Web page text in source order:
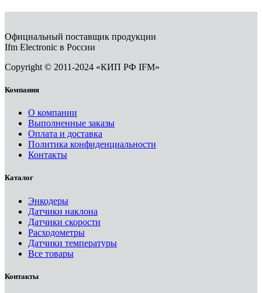
Официальный поставщик продукции
Ifm Electronic в России
Copyright © 2011-2024 «КИП РФ IFM»
Компания
О компании
Выполненные заказы
Оплата и доставка
Политика конфиденциальности
Контакты
Каталог
Энкодеры
Датчики наклона
Датчики скорости
Расходометры
Датчики температуры
Все товары
Контакты